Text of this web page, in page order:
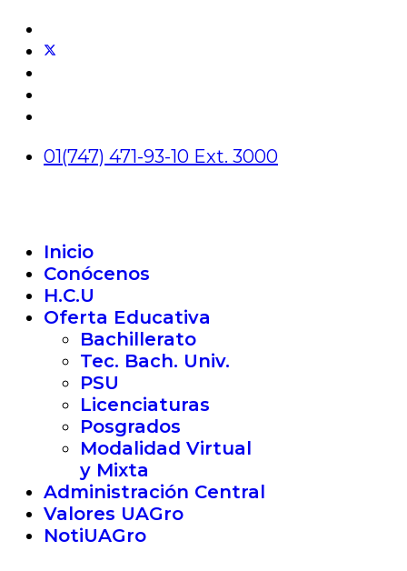
01(747) 471-93-10 Ext. 3000
Inicio
Conócenos
H.C.U
Oferta Educativa
Bachillerato
Tec. Bach. Univ.
PSU
Licenciaturas
Posgrados
Modalidad Virtual
y Mixta
Administración Central
Valores UAGro
NotiUAGro